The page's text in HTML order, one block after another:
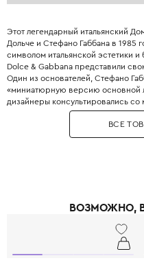
Этот легендарный итальянский
Дольче и Стефано Габбана в 1985
символом итальянской эстетики
Dolce & Gabbana представили
Один из основателей, Стефано
«миниатюрную версию основной
дизайнеры консультировались
только стильными, но и
любовью и вниманием перенесли
взрослой моды: яркие цветочные
а главное - сделать его детство
ВСЕ
ВОЗМОЖНО,